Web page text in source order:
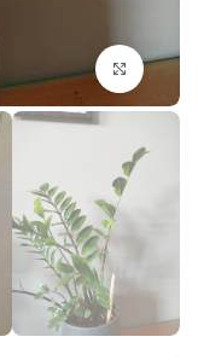
بزرگنمایی تصویر